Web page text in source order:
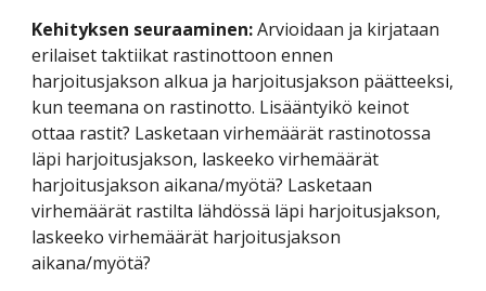
Kehityksen seuraaminen: Arvioidaan ja kirjataan
erilaiset taktiikat rastinottoon ennen
harjoitusjakson alkua ja harjoitusjakson päätteeksi,
kun teemana on rastinotto. Lisääntyikö keinot
ottaa rastit? Lasketaan virhemäärät rastinotossa
läpi harjoitusjakson, laskeeko virhemäärät
harjoitusjakson aikana/myötä? Lasketaan
virhemäärät rastilta lähdössä läpi harjoitusjakson,
laskeeko virhemäärät harjoitusjakson
aikana/myötä?